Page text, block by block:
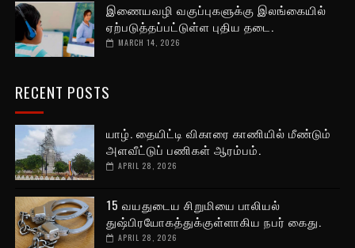
இணையவழி வகுப்புகளுக்கு இலங்கையில்
ஏற்படுத்தப்பட்டுள்ள புதிய தடை.
MARCH 14, 2026
RECENT POSTS
யாழ். தையிட்டி விகாரை காணியில் மீண்டும்
அளவீட்டுப் பணிகள் ஆரம்பம்.
APRIL 28, 2026
15 வயதுடைய சிறுமியை பாலியல்
துஷ்பிரயோகத்துக்குள்ளாகிய நபர் கைது.
APRIL 28, 2026